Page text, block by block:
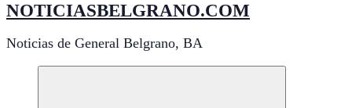
NOTICIASBELGRANO.COM
Noticias de General Belgrano, BA